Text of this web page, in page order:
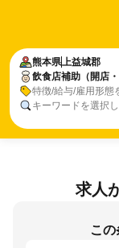
熊本県上益城郡
飲食店補助（開店・
特徴/給与/雇用形態
キーワードを選択
求人
こ